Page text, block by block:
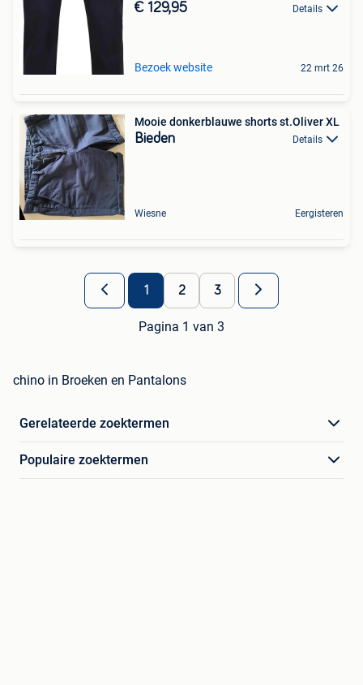
€ 129,95 Details
Bezoek website 22 mrt 26
Mooie donkerblauwe shorts st.Oliver XL
Bieden Details
Wiesne Eergisteren
1 2 3
Pagina 1 van 3
chino in Broeken en Pantalons
Gerelateerde zoektermen
Populaire zoektermen